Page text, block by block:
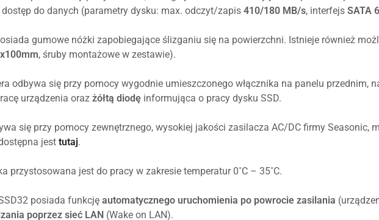
do danych (parametry dysku: max. odczyt/zapis 410/180 MB/s, interfejs SATA
gumowe nóżki zapobiegające ślizganiu się na powierzchni. Istnieje również
, śruby montażowe w zestawie).
odbywa się przy pomocy wygodnie umieszczonego włącznika na panelu przednim,
urządzenia oraz żółtą diodę informująca o pracy dysku SSD.
się przy pomocy zewnętrznego, wysokiej jakości zasilacza AC/DC firmy Seasonic,
jest tutaj.
przystosowana jest do pracy w zakresie temperatur 0˚C – 35˚C.
posiada funkcję automatycznego uruchomienia po powrocie zasilania
poprzez sieć LAN (Wake on LAN).